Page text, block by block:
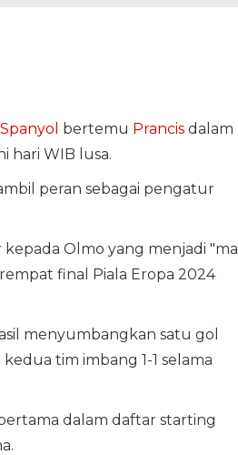
Spanyol bertemu Prancisdalam
hari WIB lusa.
peran sebagai pengatur
Olmo yang menjadi
final Piala Eropa 2024
menyumbangkan satu gol
tim imbang 1-1 selama
dalam daftar starting